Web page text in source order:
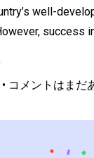
well-
success
コメントはまだ